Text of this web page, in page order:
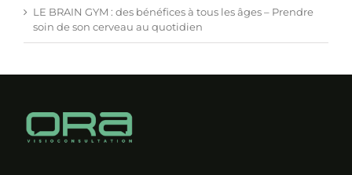
LE BRAIN GYM : des bénéfices à tous les âges – Prendre
soin de son cerveau au quotidien